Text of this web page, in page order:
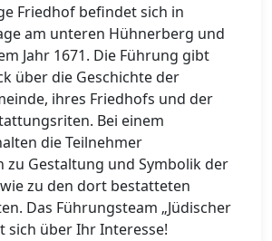
Friedhof befindet sich in
am unteren Hühnerberg und
Jahr 1671. Die Führung gibt
über die Geschichte der
ihres Friedhofs und der
Bei einem
die Teilnehmer
Gestaltung und Symbolik der
zu den dort bestatteten
Das Führungsteam „Jüdischer
sich über Ihr Interesse!